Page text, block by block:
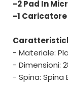
-2 Pad In
-1 Caricatore
- Materiale:
- Dimensioni:
- Spina: Spina